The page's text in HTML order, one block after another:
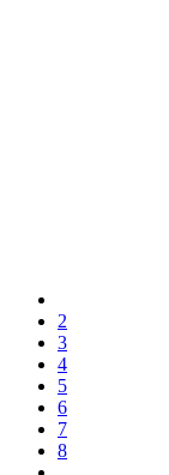
2
3
4
5
6
7
8